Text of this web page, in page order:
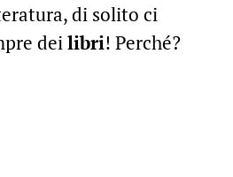
di solito ci
deilibri! Perché?